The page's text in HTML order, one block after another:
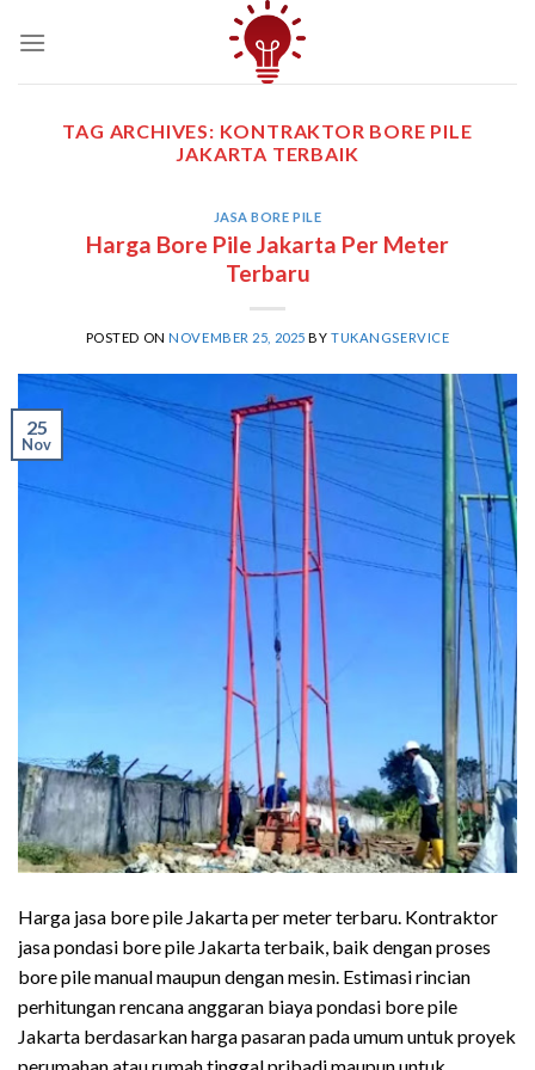
TAG ARCHIVES: KONTRAKTOR BORE PILE
JAKARTA TERBAIK
JASA BORE PILE
Harga Bore Pile Jakarta Per Meter
Terbaru
POSTED ONNOVEMBER 25, 2025 BYTUKANGSERVICE
25
Nov
Harga jasa bore pile Jakarta per meter terbaru. Kontraktor
jasa pondasi bore pile Jakarta terbaik, baik dengan proses
bore pile manual maupun dengan mesin. Estimasi rincian
perhitungan rencana anggaran biaya pondasi bore pile
Jakarta berdasarkan harga pasaran pada umum untuk proyek
perumahan atau rumah tinggal pribadi maupun untuk